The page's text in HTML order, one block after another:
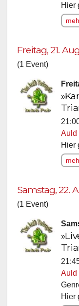
Hier
Freitag, 21.
(1 Event)
Auld
Hier
Samstag, 22.
(1 Event)
Auld
Hier